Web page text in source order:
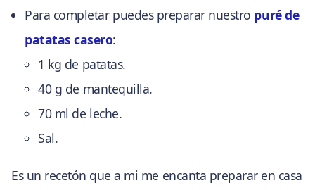
Para completar puedes preparar nuestro puré de
patatas casero:
1 kg de patatas.
40 g de mantequilla.
70 ml de leche.
Sal.
Es un recetón que a mi me encanta preparar en casa